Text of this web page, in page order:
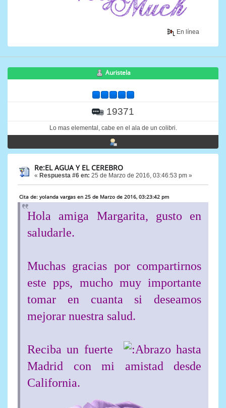
En línea
Auristela
19371
Lo mas elemental, cabe en el ala de un colibri.
Re:EL AGUA Y EL CEREBRO
« Respuesta #6 en: 25 de Marzo de 2016, 03:46:53 pm »
Cita de: yolanda vargas en 25 de Marzo de 2016, 03:23:42 pm
Hola amiga Margarita, gusto en
saludarle.
Muchas gracias por compartirnos
este pps, mucho muy importante
tomar en cuanta si deseamos
mejorar nuestra salud.
Reciba un fuerte
hasta
Madrid con mi amistad desde
California.